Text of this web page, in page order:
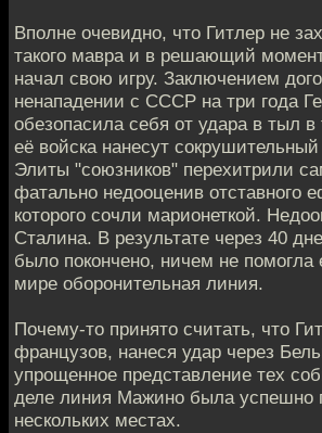
Вполне очевидно, что Гитлер не
такого мавра и в решающий
начал свою игру. Заключением
ненападении с СССР на три года
обезопасила себя от удара в тыл в
её войска нанесут
Элиты "союзников" перехитрили
фатально недооценив отставного
которого сочли марионеткой.
Сталина. В результате через 40
было покончено, ничем не
мире оборонительная линия.
Почему-то принято считать, что
французов, нанеся удар через
упрощенное представление тех
деле линия Мажино была успешно
нескольких местах.